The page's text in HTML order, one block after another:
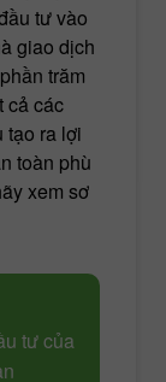
tư vào
giao dịch
trăm
cả các
tạo ra lợi
toàn phù
xem sơ
tư của